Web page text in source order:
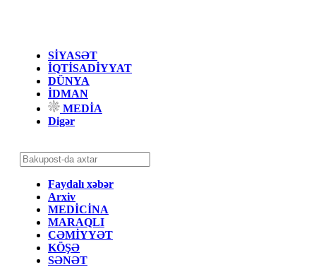
SİYASƏT
İQTİSADİYYAT
DÜNYA
İDMAN
MEDİA
Digər
Faydalı xəbər
Arxiv
MEDİCİNA
MARAQLI
CƏMİYYƏT
KÖŞƏ
SƏNƏT